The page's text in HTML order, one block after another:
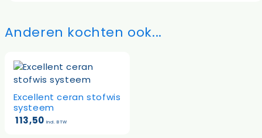
Anderen kochten ook...
Excellent ceran stofwis
systeem
113,50 incl. BTW